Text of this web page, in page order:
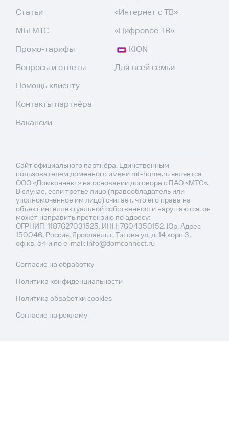
Статьи
МЫ МТС
Промо-тарифы
Вопросы и ответы
Помощь клиенту
Контакты партнёра
Вакансии
«Интернет с ТВ»
«Цифровое ТВ»
KION
Для всей семьи
Сайт официального партнёра. Единственным
пользователем доменного имени mt-home.ru является
ООО «Домконнект» на основании договора с ПАО «МТС».
В случае, если третье лицо (правообладатель или
уполномоченное им лицо) считает, что его права на
объект интеллектуальной собственности нарушаются, он
может направить претензию по адресу:
ОГРНИП: 1187627031525, ИНН: 7604350152, Юр. Адрес
150046, Россия, Ярославль г, Титова ул, д. 14 корп 3,
оф.кв. 54 и по e-mail: info@domconnect.ru
Согласие на обработку
Политика конфиденциальности
Политика обработки cookies
Согласие на рекламу